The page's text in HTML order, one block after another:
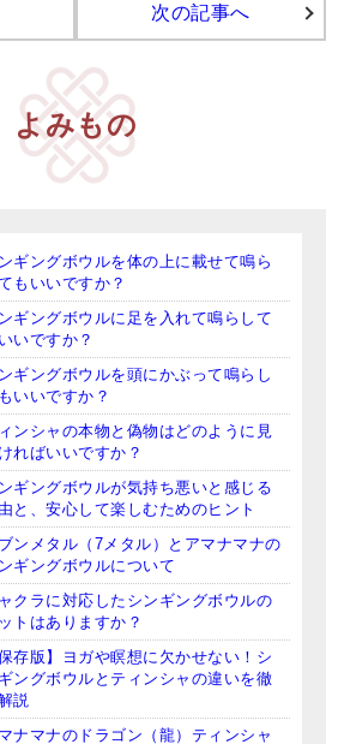
次の記事へ
よみもの
ギングボウルを体の上に載せて鳴ら
もいいですか？
ギングボウルに足を入れて鳴らして
いですか？
ギングボウルを頭にかぶって鳴らし
いいですか？
ンシャの本物と偽物はどのように見
ればいいですか？
ギングボウルが気持ち悪いと感じる
と、安心して楽しむためのヒント
ンメタル（7メタル）とアマナマナの
ギングボウルについて
クラに対応したシンギングボウルの
トはありますか？
保存版】ヨガや瞑想に欠かせない！シ
ングボウルとティンシャの違いを徹
説
ナマナのドラゴン（龍）ティンシャ